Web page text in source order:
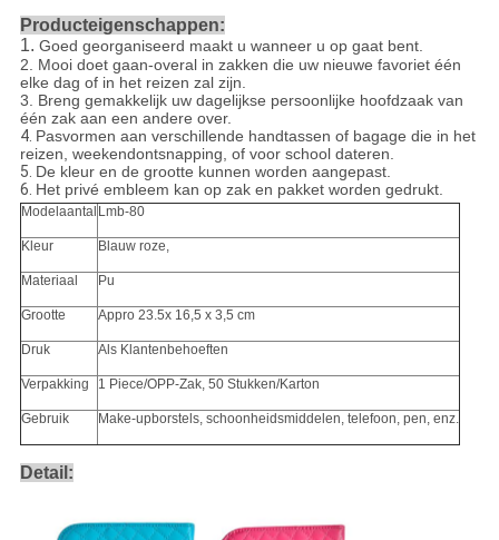
Producteigenschappen:
1. Goed georganiseerd maakt u wanneer u op gaat bent.
2. Mooi doet gaan-overal in zakken die uw nieuwe favoriet één
elke dag of in het reizen zal zijn.
3. Breng gemakkelijk uw dagelijkse persoonlijke hoofdzaak van
één zak aan een andere over.
4. Pasvormen aan verschillende handtassen of bagage die in het
reizen, weekendontsnapping, of voor school dateren.
5. De kleur en de grootte kunnen worden aangepast.
6. Het privé embleem kan op zak en pakket worden gedrukt.
Modelaantal Lmb-80
Kleur Blauw roze,
Materiaal Pu
Grootte Appro 23.5x 16,5 x 3,5 cm
Druk Als Klantenbehoeften
Verpakking 1 Piece/OPP-Zak, 50 Stukken/Karton
Gebruik Make-upborstels, schoonheidsmiddelen, telefoon, pen, enz.
Detail: